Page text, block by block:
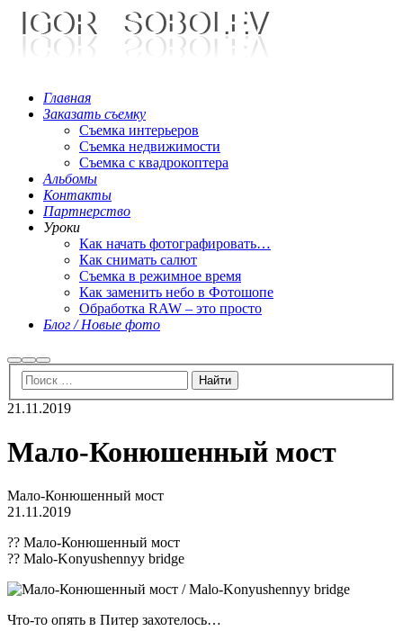
Главная
Заказать съемку
Съемка интерьеров
Съемка недвижимости
Съемка с квадрокоптера
Альбомы
Контакты
Партнерство
Уроки
Как начать фотографировать…
Как снимать салют
Съемка в режимное время
Как заменить небо в Фотошопе
Обработка RAW – это просто
Блог / Новые фото
НайтиБольше
информации
Главное
меню
21.11.2019
Мало-Конюшенный мост
Мало-Конюшенный мост
21.11.2019
?? Мало-Конюшенный мост
?? Malo-Konyushennyy bridge
Что-то опять в Питер захотелось…